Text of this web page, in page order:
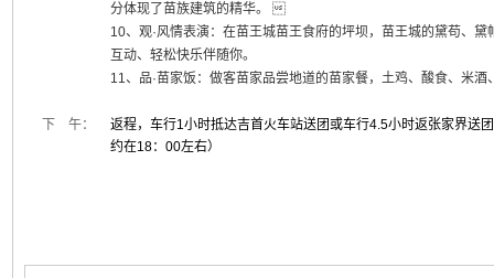
分体现了苗族建筑的精华。
10、观·风情表演：在苗王城苗王食府的坪坝，苗王城的黛苟、
互动、轻松快乐伴随你。
11、品·苗家饭：做客苗家品尝地道的苗家餐，土鸡、酸食、米
下 午：
返程，车行1小时抵达吉首火车站送团或车行4.5小时返张家界送
约在18：00左右）